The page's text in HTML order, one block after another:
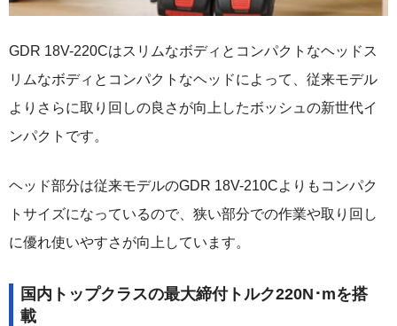
GDR 18V-220Cはスリムなボディとコンパクトなヘッドス
リムなボディとコンパクトなヘッドによって、従来モデル
よりさらに取り回しの良さが向上したボッシュの新世代イ
ンパクトです。
ヘッド部分は従来モデルのGDR 18V-210Cよりもコンパク
トサイズになっているので、狭い部分での作業や取り回し
に優れ使いやすさが向上しています。
国内トップクラスの最大締付トルク220N･mを搭
載